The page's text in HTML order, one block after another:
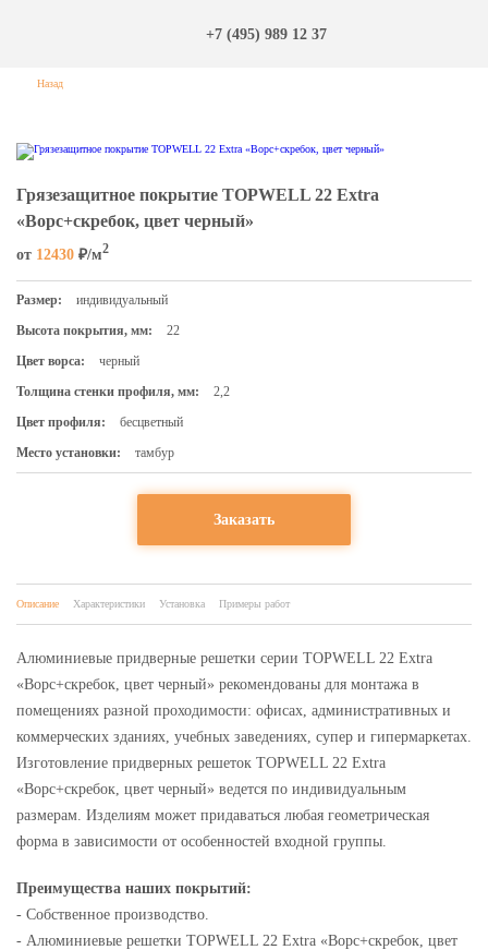
+7 (495) 989 12 37
Назад
Грязезащитное покрытие TOPWELL 22 Extra
«Ворс+скребок, цвет черный»
от 12430 ₽/м2
Размер:
индивидуальный
Высота покрытия, мм:
22
Цвет ворса:
черный
Толщина стенки профиля, мм:
2,2
Цвет профиля:
бесцветный
Место установки:
тамбур
Заказать
Описание Характеристики Установка Примеры работ
Алюминиевые придверные решетки серии TOPWELL 22 Extra
«Ворс+скребок, цвет черный» рекомендованы для монтажа в
помещениях разной проходимости: офисах, административных и
коммерческих зданиях, учебных заведениях, супер и гипермаркетах.
Изготовление придверных решеток TOPWELL 22 Extra
«Ворс+скребок, цвет черный» ведется по индивидуальным
размерам. Изделиям может придаваться любая геометрическая
форма в зависимости от особенностей входной группы.
Преимущества наших покрытий:
- Собственное производство.
- Алюминиевые решетки TOPWELL 22 Extra «Ворс+скребок, цвет